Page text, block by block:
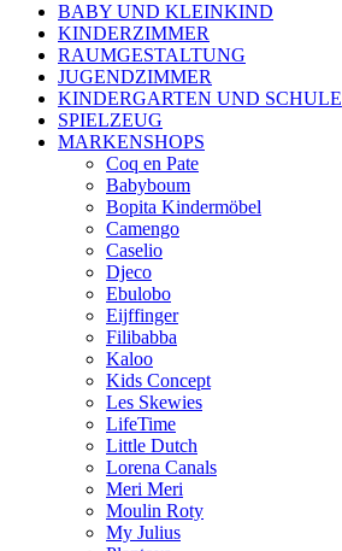
BABY UND KLEINKIND
KINDERZIMMER
RAUMGESTALTUNG
JUGENDZIMMER
KINDERGARTEN UND SCHULE
SPIELZEUG
MARKENSHOPS
Coq en Pate
Babyboum
Bopita Kindermöbel
Camengo
Caselio
Djeco
Ebulobo
Eijffinger
Filibabba
Kaloo
Kids Concept
Les Skewies
LifeTime
Little Dutch
Lorena Canals
Meri Meri
Moulin Roty
My Julius